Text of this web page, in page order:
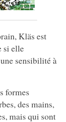
Kläs est
si elle
sensibilité à
formes
des mains,
mais qui sont